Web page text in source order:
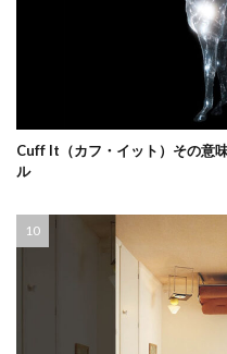
Cuff It（カフ・イット）その意
ル